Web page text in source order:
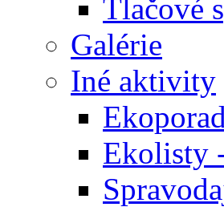
Tlačové
Galérie
Iné aktivity
Ekolisty